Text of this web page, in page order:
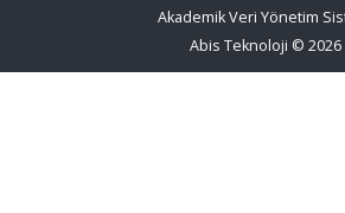
Akademik Veri Yönetim
Abis Teknoloji © 2026